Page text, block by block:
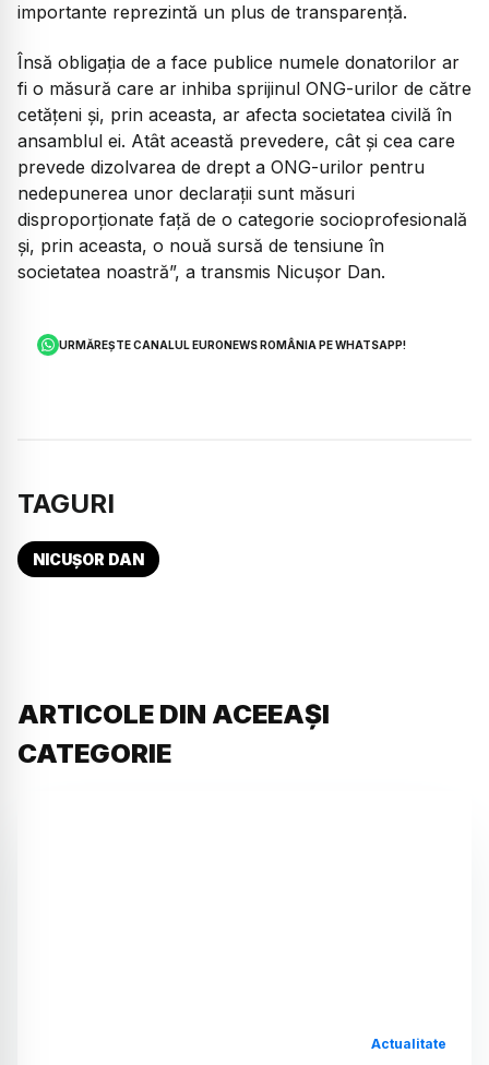
importante reprezintă un plus de transparență.
Însă obligația de a face publice numele donatorilor ar
fi o măsură care ar inhiba sprijinul ONG-urilor de către
cetățeni și, prin aceasta, ar afecta societatea civilă în
ansamblul ei. Atât această prevedere, cât și cea care
prevede dizolvarea de drept a ONG-urilor pentru
nedepunerea unor declarații sunt măsuri
disproporționate față de o categorie socioprofesională
și, prin aceasta, o nouă sursă de tensiune în
societatea noastră”, a transmis Nicușor Dan.
URMĂREȘTE CANALUL EURONEWS ROMÂNIA PE WHATSAPP!
TAGURI
NICUȘOR DAN
ARTICOLE DIN ACEEAȘI
CATEGORIE
Actualitate